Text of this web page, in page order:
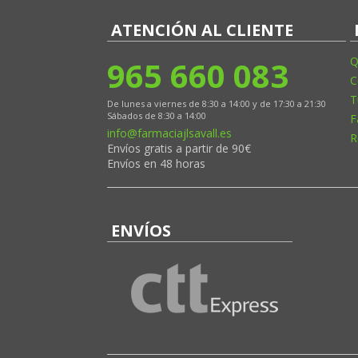
LABORATORIO MERCK
LABORATORIO MILTE
LABORATORIO NESTLÉ
LABORATORIO NICOLICH
LABORATORIO NOVARTIS
LABORATORIO OFOPAR
LABORATORIO PIERRE FABRE
LABORATORIO PROCARE
LABORATORIO PROCTER&GAMBLE
ATENCIÓN AL CLIENTE
965 660 083
De lunes a viernes de 8:30 a 14:00 y de 17:30 a 21:30
Sábados de 8:30 a 14:00
info@farmaciajlsavall.es
Envíos gratis a partir de 90€
Envíos en 48 horas
ENVÍOS